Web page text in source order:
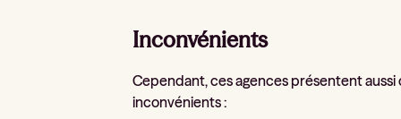
Inconvénients
Cependant, ces agences présentent aussi
inconvénients :